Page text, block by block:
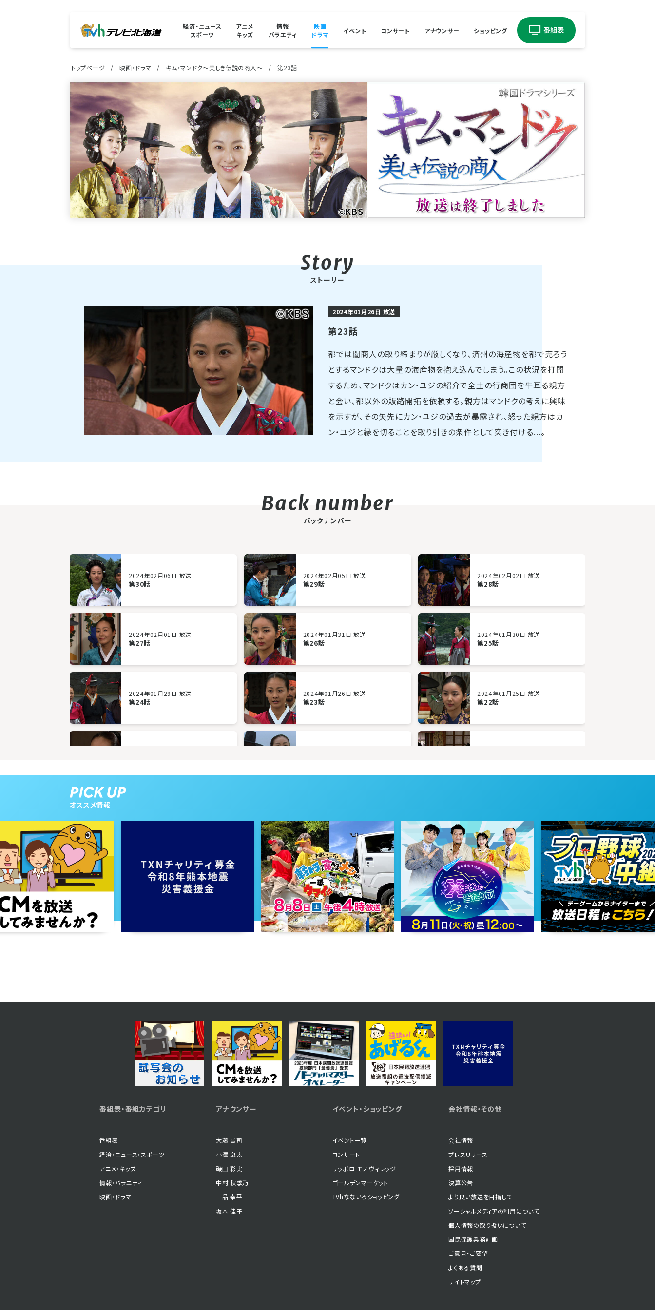
経済・ニュース
スポーツ
アニメ
キッズ
情報
バラエティ
映画
ドラマ
イベント コンサート アナウンサー ショッピング
トップページ 映画・ドラマ キム・マンドク～美しき伝説の商人～ 第23話
ストーリー
2024年01月26日 放送
第23話
都では闇商人の取り締まりが厳しくなり、済州の海産物を都で売ろう
とするマンドクは大量の海産物を抱え込んでしまう。この状況を打開
するため、マンドクはカン・ユジの紹介で全土の行商団を牛耳る親方
と会い、都以外の販路開拓を依頼する。親方はマンドクの考えに興味
を示すが、その矢先にカン・ユジの過去が暴露され、怒った親方はカ
ン・ユジと縁を切ることを取り引きの条件として突き付ける...。
バックナンバー
2024年02月06日 放送
第30話
2024年02月05日 放送
第29話
2024年02月02日 放送
第28話
2024年02月01日 放送
第27話
2024年01月31日 放送
第26話
2024年01月30日 放送
第25話
2024年01月29日 放送
第24話
2024年01月26日 放送
第23話
2024年01月25日 放送
第22話
第18話 第17話 第16話
2024年01月16日 放送
第15話
2024年01月15日 放送
第14話
2024年01月12日 放送
第13話
2024年01月10日 放送 2024年01月09日 放送
2023年12月28日 放送
第6話
2023年12月27日 放送
第5話
2023年12月26日 放送
第4話
2023年12月25日 放送
第3話
2023年12月22日 放送 2023年12月21日 放送
第1話
オススメ情報
番組表・番組カテゴリ
番組表
経済・ニュース・スポーツ
アニメ・キッズ
情報・バラエティ
映画・ドラマ
アナウンサー
大藤 晋司
小澤 良太
磯田 彩実
中村 秋季乃
三品 幸平
坂本 佳子
イベント・ショッピング
イベント一覧
コンサート
サッポロ モノ ヴィレッジ
ゴールデンマーケット
TVhなないろショッピング
会社情報・その他
会社情報
プレスリリース
採用情報
決算公告
より良い放送を目指して
ソーシャルメディアの利用について
個人情報の取り扱いについて
国民保護業務計画
ご意見・ご要望
よくある質問
サイトマップ